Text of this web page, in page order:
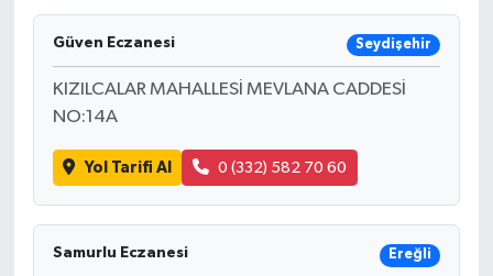
Güven Eczanesi Seydişehir
KIZILCALAR MAHALLESİ MEVLANA CADDESİ
NO:14A
Yol Tarifi Al 0 (332) 582 70 60
Samurlu Eczanesi Ereğli